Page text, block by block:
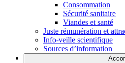
Consommation
Sécurité sanitaire
Viandes et santé
Juste rémunération et
Info-veille scientifique
Sources d’information